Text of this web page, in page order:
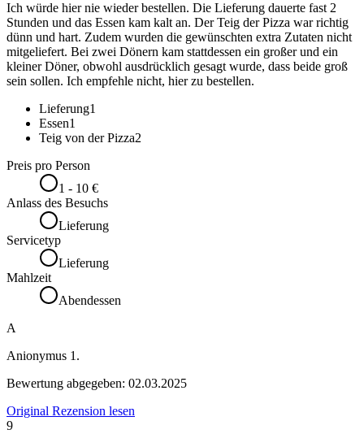
Ich würde hier nie wieder bestellen. Die Lieferung dauerte fast 2
Stunden und das Essen kam kalt an. Der Teig der Pizza war richtig
dünn und hart. Zudem wurden die gewünschten extra Zutaten nicht
mitgeliefert. Bei zwei Dönern kam stattdessen ein großer und ein
kleiner Döner, obwohl ausdrücklich gesagt wurde, dass beide groß
sein sollen. Ich empfehle nicht, hier zu bestellen.
Lieferung1
Essen1
Teig von der Pizza2
Preis pro Person
1 - 10 €
Anlass des Besuchs
Lieferung
Servicetyp
Lieferung
Mahlzeit
Abendessen
A
Anionymus 1.
Bewertung abgegeben: 02.03.2025
Original Rezension lesen
9